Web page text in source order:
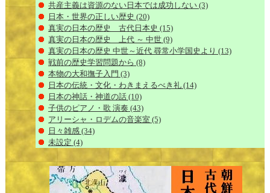
共産主義は資源のない日本では成功しない (3)
日本・世界の正しい歴史 (20)
真実の日本の歴史 古代日本史 (15)
真実の日本の歴史 上代 ～ 中世 (9)
真実の日本の歴史 中世～近代 尋常小学国史より (13)
戦前の歴史学習問題から (8)
本物の大和撫子入門 (3)
日本の伝統・文化・わきまえるべき礼 (14)
日本の神話・神道の話 (10)
子供のピアノ・歌 演奏 (43)
アリーシャ・ロデムの音楽室 (5)
日々雑感 (34)
未設定 (4)